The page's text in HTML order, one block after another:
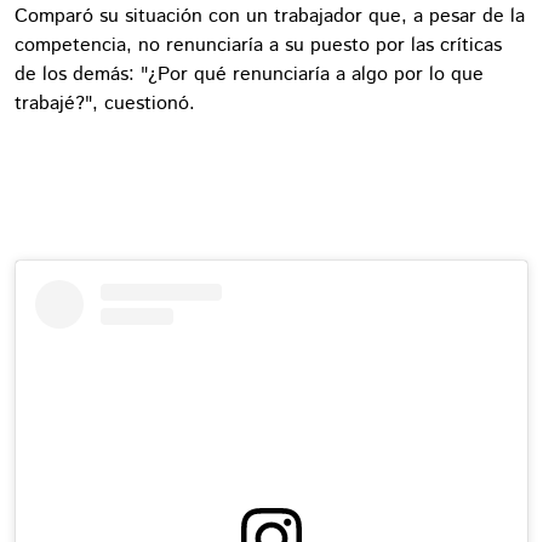
Comparó su situación con un trabajador que, a pesar de la
competencia, no renunciaría a su puesto por las críticas
de los demás: "¿Por qué renunciaría a algo por lo que
trabajé?", cuestionó.